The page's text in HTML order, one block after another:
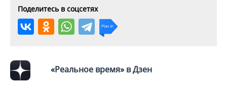
Поделитесь в соцсетях
«Реальное время» в Дзен